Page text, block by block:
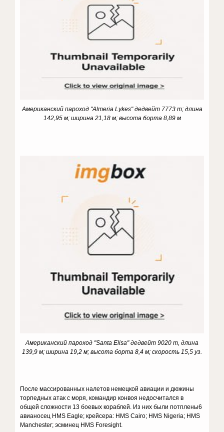
Американский пароход "Almeria Lykes" дедвейт 7773 т; длина
142,95 м; ширина 21,18 м; высота борта 8,89 м
Американский пароход "Santa Elisa" дедвейт 9020 т, длина
139,9 м; ширина 19,2 м; высота борта 8,4 м; скорость 15,5 уз.
После массированных налетов немецкой авиации и дюжины
торпедных атак с моря, командир конвоя недосчитался в
общей сложности 13 боевых кораблей. Из них были потплены6
авианосец HMS Eagle; крейсера: HMS Cairo; HMS Nigeria; HMS
Manchester; эсминец HMS Foresight.